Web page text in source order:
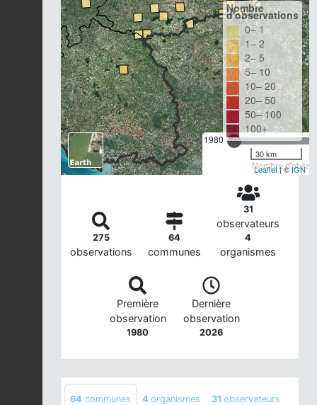
1980
Nombre
Nombre
d'observations
0– 1
1– 2
2– 5
5– 10
10– 20
20– 50
50– 100
100+
30 km
Leaflet| ©IGN
275
observations
64
communes
31
observateurs
4
organismes
Première
observation
1980
Dernière
observation
2026
64 communes 4 organismes 31 observateurs